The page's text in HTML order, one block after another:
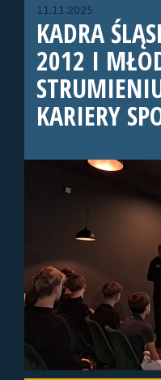
11.11.2025
KADRA
2012 I
KARIERY